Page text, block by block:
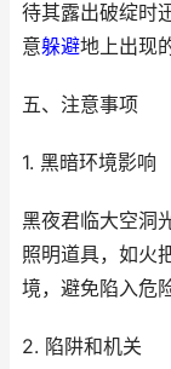
待其露出破绽时
意躲避地上出现
五、注意事项
1. 黑暗环境影响
黑夜君临大空洞
照明道具，如火
境，避免陷入危险
2. 陷阱和机关